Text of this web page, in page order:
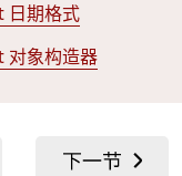
日期格式
对象构造器